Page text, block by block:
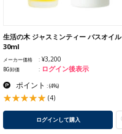
生活の木 ジャスミンティー バスオイル
30ml
メーカー価格 ¥3,200
BG卸価 ログイン後表示
ポイント :(4%)
(4)
ログインして購入